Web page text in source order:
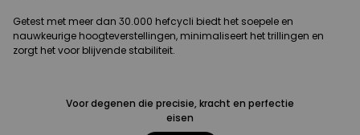
Getest met meer dan 30.000 hefcycli biedt het soepele en
nauwkeurige hoogteverstellingen, minimaliseert het trillingen en
zorgt het voor blijvende stabiliteit.
Voor degenen die precisie, kracht en perfectie
eisen